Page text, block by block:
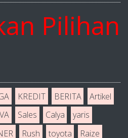
KREDIT BERITA
Artikel
Sales Calya
yaris
Rush toyota
Raize